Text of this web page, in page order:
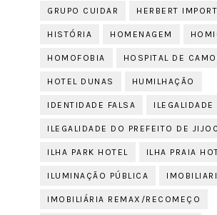
GRUPO CUIDAR HERBERT
HISTÓRIA HOMENAGEM
HOMOFOBIA HOSPITAL DE
HOTEL DUNAS HUMILHAÇÃO
IDENTIDADE FALSA ILEGALIDADE
ILEGALIDADE DO PREFEITO DE
ILHA PARK HOTEL ILHA PRAIA
ILUMINAÇÃO PÚBLICA
IMOBILIÁRIA REMAX/RECOMEÇO